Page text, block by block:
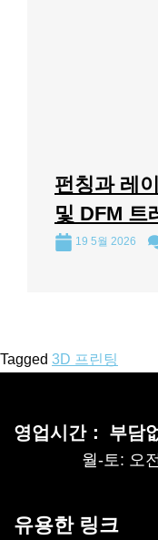
펀칭과 레
및 DFM 트
19 5월 2026
Tagged 3D 프린팅
영업시간： 부담
월-토: 오
유용한 링크